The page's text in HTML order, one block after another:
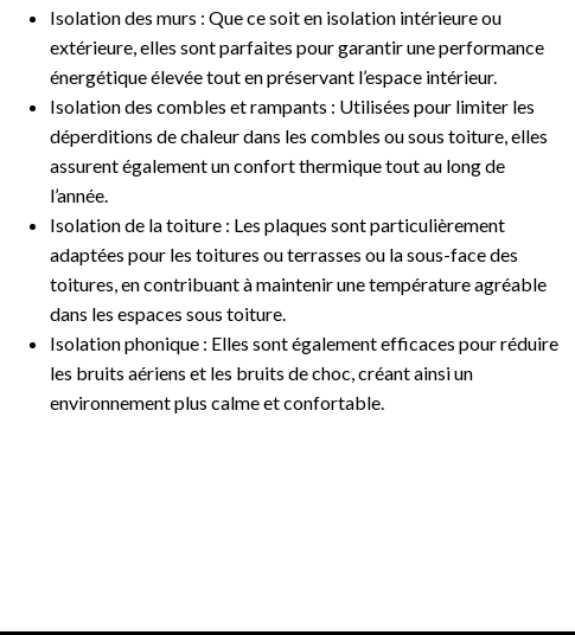
Isolation des murs : Que ce soit en isolation intérieure ou
extérieure, elles sont parfaites pour garantir une performance
énergétique élevée tout en préservant l’espace intérieur.
Isolation des combles et rampants : Utilisées pour limiter les
déperditions de chaleur dans les combles ou sous toiture, elles
assurent également un confort thermique tout au long de
l’année.
Isolation de la toiture : Les plaques sont particulièrement
adaptées pour les toitures ou terrasses ou la sous-face des
toitures, en contribuant à maintenir une température agréable
dans les espaces sous toiture.
Isolation phonique : Elles sont également efficaces pour réduire
les bruits aériens et les bruits de choc, créant ainsi un
environnement plus calme et confortable.